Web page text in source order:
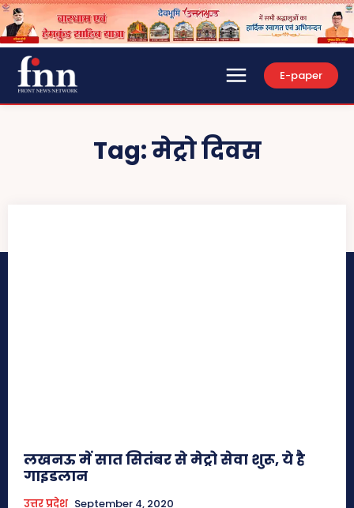
E-paper
Tag:मेट्रो दिवस
लखनऊ में सात सितंबर से मेट्रो सेवा शुरू, ये है
गाइडलान
उत्तर प्रदेश September 4, 2020